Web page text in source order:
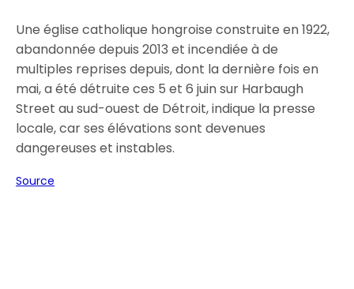
Une église catholique hongroise construite en 1922,
abandonnée depuis 2013 et incendiée à de
multiples reprises depuis, dont la dernière fois en
mai, a été détruite ces 5 et 6 juin sur Harbaugh
Street au sud-ouest de Détroit, indique la presse
locale, car ses élévations sont devenues
dangereuses et instables.
Source